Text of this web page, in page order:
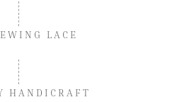
LACE
HANDICRAFT